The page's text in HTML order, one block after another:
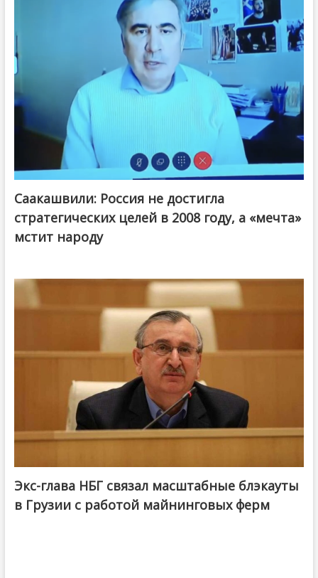
Саакашвили: Россия не достигла
стратегических целей в 2008 году, а «мечта»
мстит народу
Экс-глава НБГ связал масштабные блэкауты
в Грузии с работой майнинговых ферм